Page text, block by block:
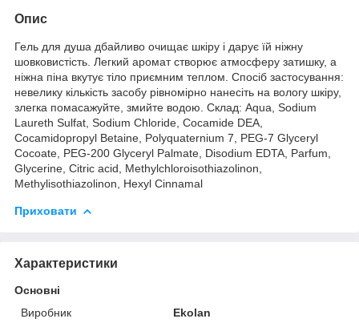
Опис
Гель для душа дбайливо очищає шкіру і дарує їй ніжну
шовковистість. Легкий аромат створює атмосферу затишку, а
ніжна піна вкутує тіло приємним теплом. Спосіб застосування:
невелику кількість засобу рівномірно нанесіть на вологу шкіру,
злегка помасажуйте, змийте водою. Склад: Aqua, Sodium
Laureth Sulfat, Sodium Chloride, Cocamide DEA,
Cocamidopropyl Betaine, Polyquaternium 7, PEG-7 Glyceryl
Cocoate, PEG-200 Glyceryl Palmate, Disodium EDTA, Parfum,
Glycerine, Сitric acid, Methylchloroisothiazolinon,
Methylisothiazolinon, Hexyl Cinnamal
Приховати
Характеристики
Основні
Виробник
Ekolan